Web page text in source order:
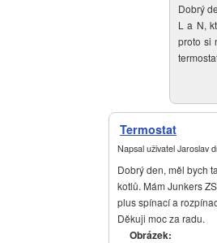
Dobrý
L a N,
proto si
Termostat
Napsal uživatel Jaroslav
Dobrý den, měl bych
kotlů. Mám Junkers
plus spínací a
Děkuji moc za radu.
Obrázek: